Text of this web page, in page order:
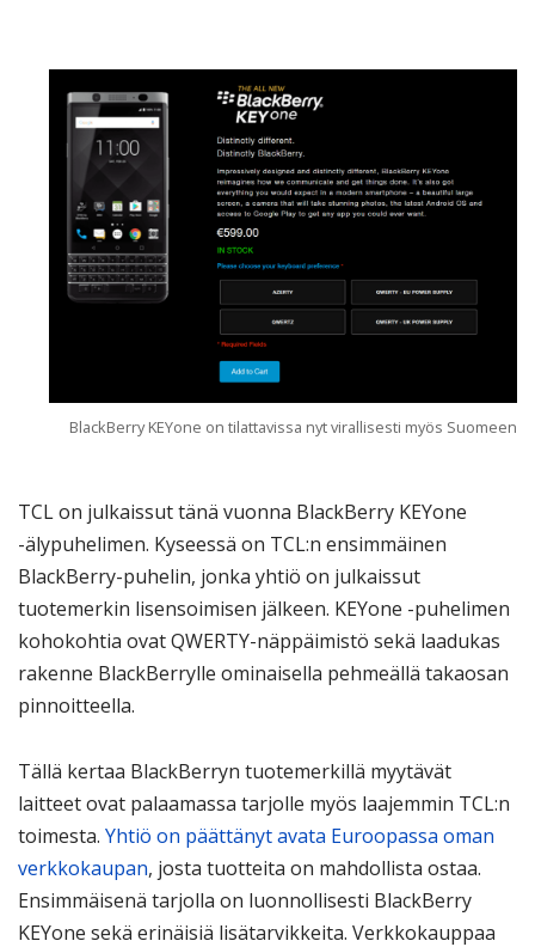
BlackBerry KEYone on tilattavissa nyt virallisesti myös Suomeen
TCL on julkaissut tänä vuonna BlackBerry KEYone
-älypuhelimen. Kyseessä on TCL:n ensimmäinen
BlackBerry-puhelin, jonka yhtiö on julkaissut
tuotemerkin lisensoimisen jälkeen. KEYone -puhelimen
kohokohtia ovat QWERTY-näppäimistö sekä laadukas
rakenne BlackBerrylle ominaisella pehmeällä takaosan
pinnoitteella.
Tällä kertaa BlackBerryn tuotemerkillä myytävät
laitteet ovat palaamassa tarjolle myös laajemmin TCL:n
toimesta. Yhtiö on päättänyt avata Euroopassa oman
verkkokaupan, josta tuotteita on mahdollista ostaa.
Ensimmäisenä tarjolla on luonnollisesti BlackBerry
KEYone sekä erinäisiä lisätarvikkeita. Verkkokauppaa